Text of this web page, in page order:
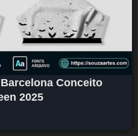
Conceito
2025